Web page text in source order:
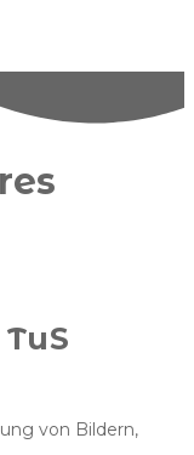
von Bildern,